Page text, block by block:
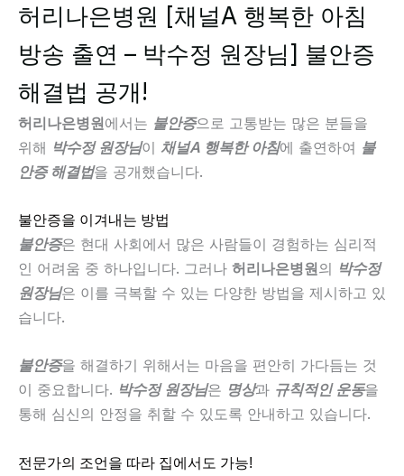
허리나은병원 [채널A 행복한 아침
방송 출연 – 박수정 원장님] 불안증
해결법 공개!
허리나은병원에서는 불안증으로 고통받는 많은 분들을
위해 박수정 원장님이 채널A 행복한 아침에 출연하여 불
안증 해결법을 공개했습니다.
불안증을 이겨내는 방법
불안증은 현대 사회에서 많은 사람들이 경험하는 심리적
인 어려움 중 하나입니다. 그러나 허리나은병원의 박수정
원장님은 이를 극복할 수 있는 다양한 방법을 제시하고 있
습니다.
불안증을 해결하기 위해서는 마음을 편안히 가다듬는 것
이 중요합니다. 박수정 원장님은 명상과 규칙적인 운동을
통해 심신의 안정을 취할 수 있도록 안내하고 있습니다.
전문가의 조언을 따라 집에서도 가능!